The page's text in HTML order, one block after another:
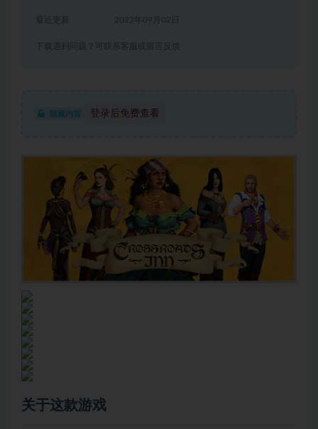
2022年09月02日
下载遇到问题？可联系客服或留言反馈
隐藏内容 登录后免费查看
关于这款游戏